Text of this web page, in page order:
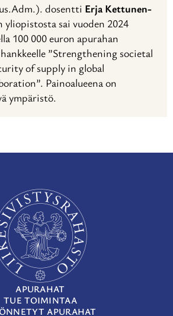
dosentti Erja Kettunen-
yliopistosta sai vuoden 2024
100 000 euron apurahan
”Strengthening societal
of supply in global
Painoalueena on
ympäristö.
APURAHAT
TUE TOIMINTAA
APURAHAT